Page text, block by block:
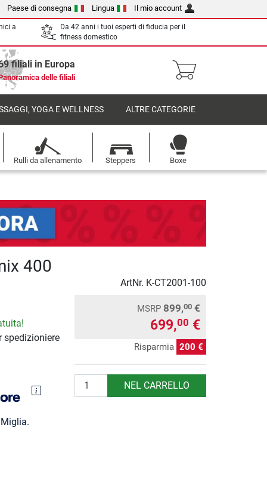
Paese di consegna Lingua Il mio account
a
Da 42 anni i tuoi esperti di fiducia per il
fitness domestico
filiali in Europa
delle filiali
YOGA E WELLNESS ALTRE CATEGORIE
Rulli da allenamento Steppers Boxe
400
ArtNr. K-CT2001-100
spedizioniere
MSRP 899,00 €
699,00 €
Risparmia 200 €
Quantità NEL CARRELLO